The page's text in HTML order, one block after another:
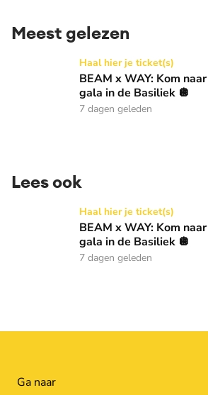
Meest gelezen
BEAM x WAY: Kom naar ons
Haal hier je ticket(s)
BEAM x WAY: Kom
gala in de Basiliek 🪩
7 dagen geleden
Lees ook
BEAM x WAY: Kom naar ons
Haal hier je ticket(s)
BEAM x WAY: Kom
gala in de Basiliek 🪩
7 dagen geleden
Ga naar